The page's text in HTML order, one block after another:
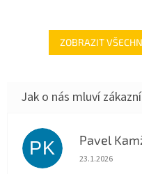
ZOBRAZIT
PK Pavel
Hodnocení
23.1.2026